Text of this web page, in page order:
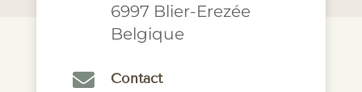
6997 Blier-Erezée
Belgique
 Contact